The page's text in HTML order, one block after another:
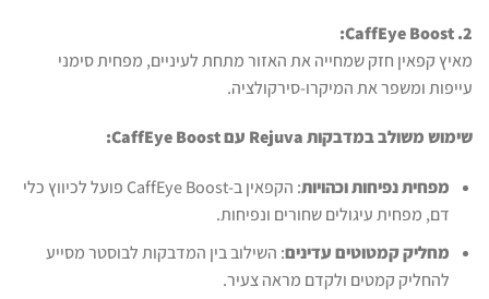
2. CaffEye Boost:
מאיץ קפאין חזק שמחייה את האזור מתחת לעיניים, מפחית סימני
עייפות ומשפר את המיקרו-סירקולציה.
שימוש משולב במדבקות Rejuva עם CaffEye Boost:
מפחית נפיחות וכהויות
: הקפאין ב-CaffEye Boost פועל לכיווץ כלי
דם, מפחית עיגולים שחורים ונפיחות.
מחליק קמטוטים עדינים: השילוב בין המדבקות לבוסטר מסייע
להחליק קמטים ולקדם מראה צעיר.